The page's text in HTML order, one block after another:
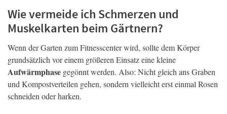
Wie vermeide ich Schmerzen und
Muskelkarten beim Gärtnern?
Wenn der Garten zum Fitnesscenter wird, sollte dem Körper
grundsätzlich vor einem größeren Einsatz eine kleine
Aufwärmphase gegönnt werden. Also: Nicht gleich ans Graben
und Kompostverteilen gehen, sondern vielleicht erst einmal Rosen
schneiden oder harken.